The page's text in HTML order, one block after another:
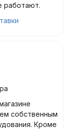
работают.
собственным
Кроме